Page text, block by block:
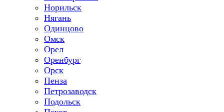
Норильск
Нягань
Одинцово
Омск
Орел
Оренбург
Орск
Пенза
Петрозаводск
Подольск